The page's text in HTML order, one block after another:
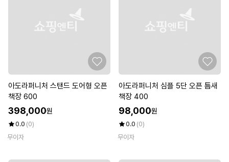
아도라퍼니처 스탠드 도어형 오픈
책장 600
398,000원
0.0 (0)
무이자
아도라퍼니처 심플 5단 오픈 틈새
책장 400
98,000원
0.0 (0)
무이자